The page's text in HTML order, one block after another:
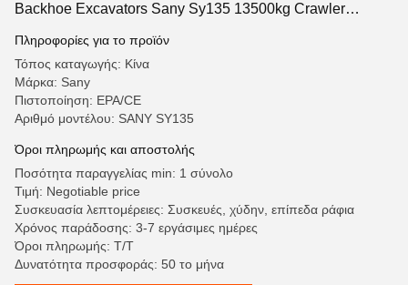
Backhoe Excavators Sany Sy135 13500kg Crawler
Πληροφορίες για το προϊόν
Τόπος καταγωγής: Κίνα
Μάρκα: Sany
Πιστοποίηση: EPA/CE
Αριθμό μοντέλου: SANY SY135
Όροι πληρωμής και αποστολής
Ποσότητα παραγγελίας min: 1 σύνολο
Τιμή: Negotiable price
Συσκευασία λεπτομέρειες: Συσκευές, χύδην, επίπεδα ράφια
Χρόνος παράδοσης: 3-7 εργάσιμες ημέρες
Όροι πληρωμής: Τ/Τ
Δυνατότητα προσφοράς: 50 το μήνα